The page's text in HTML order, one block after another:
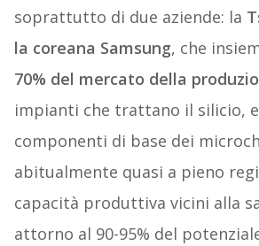
soprattutto di due aziende: la
la coreana Samsung, che
70% del mercato della
impianti che trattano il silicio,
componenti di base dei
abitualmente quasi a pieno
capacità produttiva vicini alla
attorno al 90-95% del